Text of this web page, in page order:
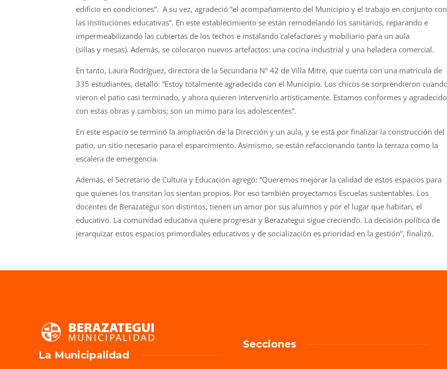
edificio en condiciones”. A su vez, agradeció “el acompañamiento del Municipio y el trabajo en conjunto con
las instituciones educativas”. En este establecimiento se están remodelando los sanitarios, reparando e
impermeabilizando las cubiertas de los techos e instalando calefactores y mobiliario para un aula
(sillas y mesas). Además, se colocaron nuevos artefactos: una cocina industrial y una heladera comercial.
En tanto, Laura Rodríguez, directora de la Secundaria N° 42 de Villa Mitre, que cuenta con una matrícula de
335 estudiantes, detalló: “Estoy totalmente agradecida con el Municipio. Los chicos se sorprendieron
vieron el patio casi terminado, y ahora quieren intervenirlo artísticamente. Estamos conformes y
con estas obras y cambios; son un mimo para los adolescentes”.
En este espacio se terminó la ampliación de la Dirección y un aula, y se está por finalizar la construcción del
patio, un sitio necesario para el esparcimiento. Asimismo, se están refaccionando tanto la terraza como la
escalera de emergencia.
Además, el Secretario de Cultura y Educación agregó: “Queremos mejorar la calidad de estos espacios para
que quienes los transitan los sientan propios. Por eso también proyectamos Escuelas sustentables. Los
docentes de Berazategui son distintos, tienen un amor por sus alumnos y por el lugar que habitan, el
educativo. La comunidad educativa quiere progresar y Berazategui sigue creciendo. La decisión política de
jerarquizar estos espacios primordiales educativos y de socialización es prioridad en la gestión”, finalizó.
La Municipalidad
Secciones